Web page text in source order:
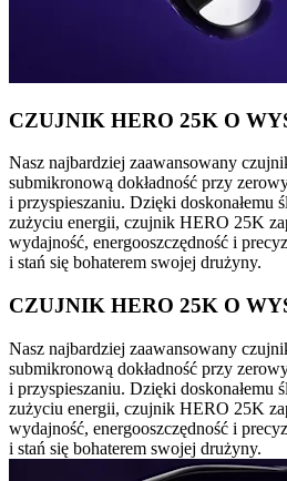
CZUJNIK HERO 25K O
Nasz najbardziej zaawansowany
submikronową dokładność przy
i przyspieszaniu. Dzięki doskonałemu
zużyciu energii, czujnik HERO 25K
wydajność, energooszczędność i
i stań się bohaterem swojej drużyny.
CZUJNIK HERO 25K O
Nasz najbardziej zaawansowany
submikronową dokładność przy
i przyspieszaniu. Dzięki doskonałemu
zużyciu energii, czujnik HERO 25K
wydajność, energooszczędność i
i stań się bohaterem swojej drużyny.